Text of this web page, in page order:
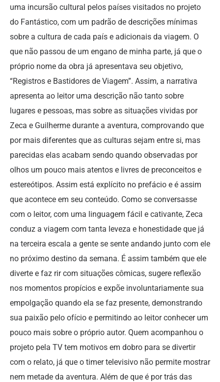
uma incursão cultural pelos países visitados no projeto
do Fantástico, com um padrão de descrições mínimas
sobre a cultura de cada país e adicionais da viagem. O
que não passou de um engano de minha parte, já que o
próprio nome da obra já apresentava seu objetivo,
“Registros e Bastidores de Viagem”. Assim, a narrativa
apresenta ao leitor uma descrição não tanto sobre
lugares e pessoas, mas sobre as situações vividas por
Zeca e Guilherme durante a aventura, comprovando que
por mais diferentes que as culturas sejam entre si, mas
parecidas elas acabam sendo quando observadas por
olhos um pouco mais atentos e livres de preconceitos e
estereótipos. Assim está explícito no prefácio e é assim
que acontece em seu conteúdo. Como se conversasse
com o leitor, com uma linguagem fácil e cativante, Zeca
conduz a viagem com tanta leveza e honestidade que já
na terceira escala a gente se sente andando junto com ele
no próximo destino da semana. É assim também que ele
diverte e faz rir com situações cômicas, sugere reflexão
nos momentos propícios e expõe involuntariamente sua
empolgação quando ela se faz presente, demonstrando
sua paixão pelo ofício e permitindo ao leitor conhecer um
pouco mais sobre o próprio autor. Quem acompanhou o
projeto pela TV tem motivos em dobro para se divertir
com o relato, já que o timer televisivo não permite mostrar
nem metade da aventura. Além de que é por trás das